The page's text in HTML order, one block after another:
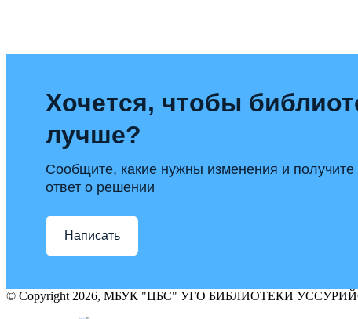
Хочется, чтобы
лучше?
Сообщите, какие нужны изменения и получите
ответ о решении
Написать
© Copyright 2026, МБУК "ЦБС" УГО БИБЛИОТЕКИ